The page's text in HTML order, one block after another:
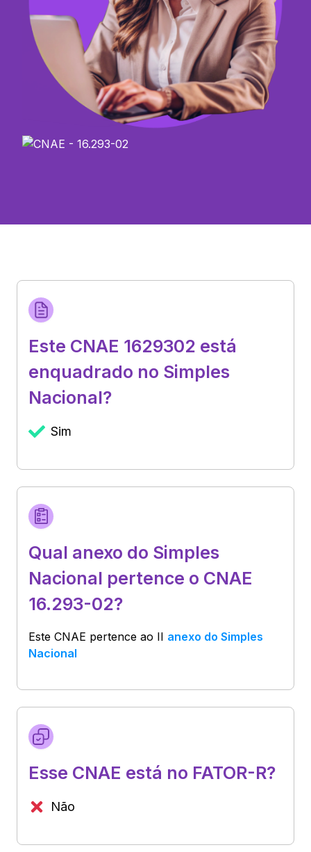
Este CNAE 1629302 está
enquadrado no Simples
Nacional?
Sim
Qual anexo do Simples
Nacional pertence o CNAE
16.293-02?
Este CNAE pertence ao II anexo do Simples
Nacional
Esse CNAE está no FATOR-R?
Não